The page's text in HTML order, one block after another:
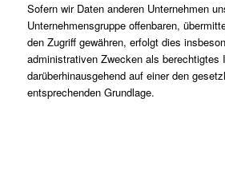
Sofern wir Daten anderen Unternehmen
Unternehmensgruppe offenbaren,
den Zugriff gewähren, erfolgt dies
administrativen Zwecken als berechtigtes
darüberhinausgehend auf einer den
entsprechenden Grundlage.